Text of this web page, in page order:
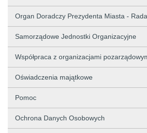
Organ Doradczy Prezydenta Miasta -
Samorządowe Jednostki Organizacyjne
Współpraca z organizacjami
Oświadczenia majątkowe
Pomoc
Ochrona Danych Osobowych